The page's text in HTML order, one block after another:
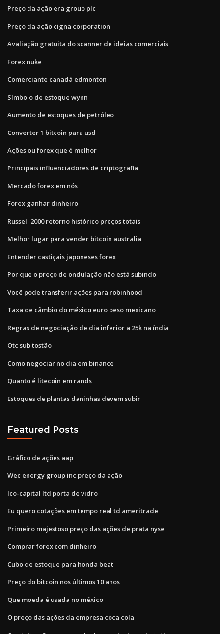
Preço da ação era group plc
Preço da ação cigna corporation
Avaliação gratuita do scanner de ideias comerciais
Forex nuke
Comerciante canadá edmonton
Símbolo de estoque wynn
Aumento de estoques de petróleo
Converter 1 bitcoin para usd
Ações ou forex que é melhor
Principais influenciadores de criptografia
Mercado forex em nós
Forex ganhar dinheiro
Russell 2000 retorno histórico preços totais
Melhor lugar para vender bitcoin australia
Entender castiçais japoneses forex
Por que o preço de ondulação não está subindo
Você pode transferir ações para robinhood
Taxa de câmbio do méxico euro peso mexicano
Regras de negociação de dia inferior a 25k na índia
Otc sub tostão
Como negociar no dia em binance
Quanto é litecoin em rands
Estoques de plantas daninhas devem subir
Featured Posts
Gráfico de ações aap
Wec energy group inc preço da ação
Ico-capital ltd porta de vidro
Eu quero cotações em tempo real td ameritrade
Primeiro majestoso preço das ações de prata nyse
Comprar forex com dinheiro
Cubo de estoque para honda beat
Preço do bitcoin nos últimos 10 anos
Que moeda é usada no méxico
O preço das ações da empresa coca cola